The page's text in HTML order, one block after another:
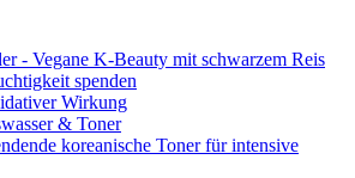
- Vegane K-Beauty mit schwarzem Reis
spenden
Wirkung
& Toner
koreanische Toner für intensive